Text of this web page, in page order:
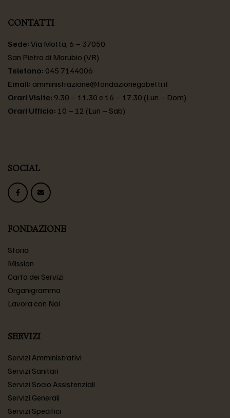
CONTATTI
Sede: Via Motta, 6 – 37050
San Pietro di Morubio (VR)
Telefono: 045 7144006
Email: amministrazione@fondazionegobetti.it
Orari Visite: 9.30 – 11.30 e 16 – 17.30 (Lun – Dom)
Orari Ufficio: 10 – 12 (Lun – Sab)
FONDAZIONE
Storia
Mission
Carta dei Servizi
Organigramma
Lavora con Noi
SERVIZI
Servizi Amministrativi
Servizi Sanitari
Servizi Socio Assistenziali
Servizi Generali
Servizi Specifici
SOCIAL